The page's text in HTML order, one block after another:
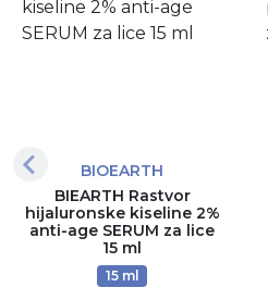
BIOEARTH
BIEARTH Rastvor
hijaluronske kiseline 2%
anti-age SERUM za lice
15 ml
15 ml